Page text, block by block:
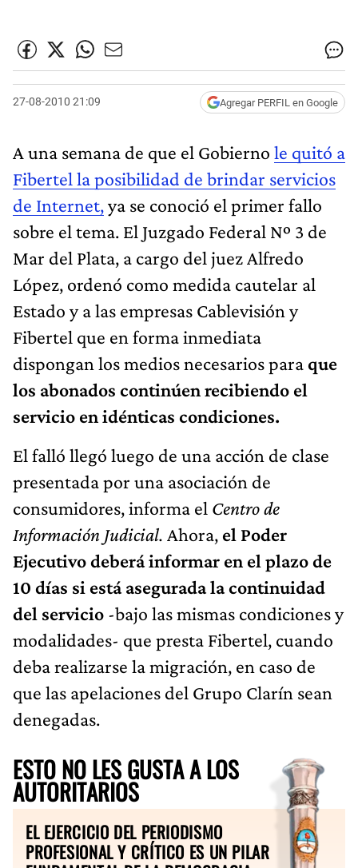
27-08-2010 21:09 Agregar PERFIL en Google
A una semana de que el Gobierno le quitó a
Fibertel la posibilidad de brindar servicios
de Internet,ya se conoció el primer fallo
sobre el tema. El Juzgado Federal Nº 3 de
Mar del Plata, a cargo del juez Alfredo
López, ordenó como medida cautelar al
Estado y a las empresas Cablevisión y
Fibertel que en forma inmediata
dispongan los medios necesarios para que
los abonados continúen recibiendo el
servicio en idénticas condiciones.
El falló llegó luego de una acción de clase
presentada por una asociación de
consumidores, informa el Centro de
Información Judicial. Ahora, el Poder
Ejecutivo deberá informar en el plazo de
10 días si está asegurada la continuidad
del servicio -bajo las mismas condiciones y
modalidades- que presta Fibertel, cuando
deba realizarse la migración, en caso de
que las apelaciones del Grupo Clarín sean
denegadas.
ESTO NO LES GUSTA A LOS
AUTORITARIOS
EL EJERCICIO DEL PERIODISMO
PROFESIONAL Y CRÍTICO ES UN PILAR